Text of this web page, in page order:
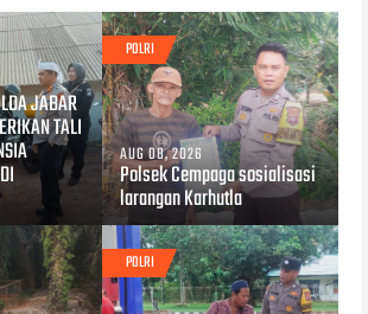
JABAR
TALI
POLRI
AUG 08, 2026
Polsek Cempaga sosialisasi
larangan Karhutla
POLRI